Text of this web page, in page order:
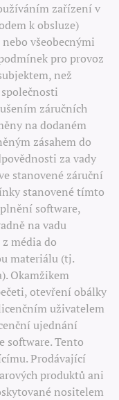
zařízení v
k obsluze)
všeobecnými
pro provoz
než
záručních
na dodaném
zásahem do
za vady
stanovené záruční
stanovené tímto
software,
na vadu
média do
materiálu (tj.
Okamžikem
otevření obálky
uživatelem
ujednání
software. Tento
Prodávající
produktů ani
nositelem